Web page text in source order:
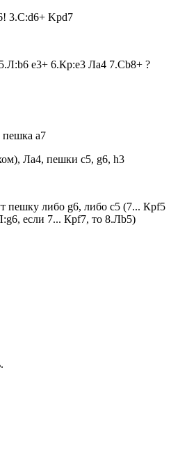
3.С:d6+ Kpd7
е3+ 6.Кр:е3 Ла4 7.Сb8+ ?
а7
Ла4, пешки c5, g6, h3
пешку либо g6, либо с5 (7... Крf5
если 7... Крf7, то 8.Лb5)